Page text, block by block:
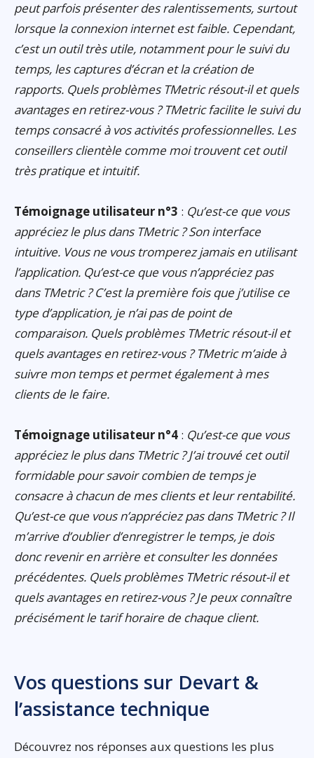
peut parfois présenter des ralentissements, surtout
lorsque la connexion internet est faible. Cependant,
c’est un outil très utile, notamment pour le suivi du
temps, les captures d’écran et la création de
rapports. Quels problèmes TMetric résout-il et quels
avantages en retirez-vous ? TMetric facilite le suivi du
temps consacré à vos activités professionnelles. Les
conseillers clientèle comme moi trouvent cet outil
très pratique et intuitif.
Témoignage utilisateur n°3 : Qu’est-ce que vous
appréciez le plus dans TMetric ? Son interface
intuitive. Vous ne vous tromperez jamais en utilisant
l’application. Qu’est-ce que vous n’appréciez pas
dans TMetric ? C’est la première fois que j’utilise ce
type d’application, je n’ai pas de point de
comparaison. Quels problèmes TMetric résout-il et
quels avantages en retirez-vous ? TMetric m’aide à
suivre mon temps et permet également à mes
clients de le faire.
Témoignage utilisateur n°4 : Qu’est-ce que vous
appréciez le plus dans TMetric ? J’ai trouvé cet outil
formidable pour savoir combien de temps je
consacre à chacun de mes clients et leur rentabilité.
Qu’est-ce que vous n’appréciez pas dans TMetric ? Il
m’arrive d’oublier d’enregistrer le temps, je dois
donc revenir en arrière et consulter les données
précédentes. Quels problèmes TMetric résout-il et
quels avantages en retirez-vous ? Je peux connaître
précisément le tarif horaire de chaque client.
Vos questions sur Devart &
l’assistance technique
Découvrez nos réponses aux questions les plus